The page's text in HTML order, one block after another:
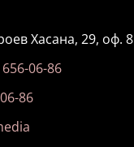
Хасана, 29, оф. 8
06-86
86